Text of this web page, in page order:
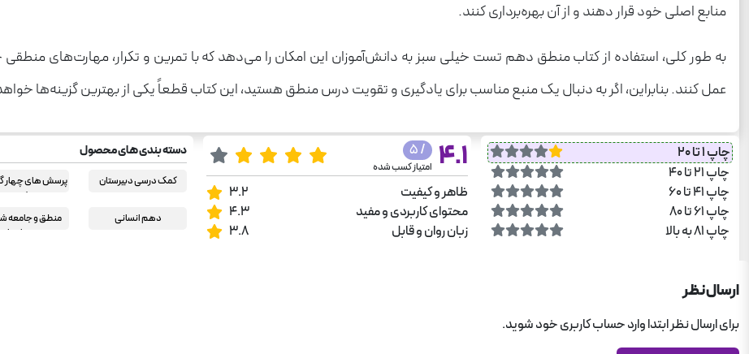
منابع اصلی خود قرار دهند و از آن بهره‌برداری کنند.
به طور کلی، استفاده از کتاب منطق دهم تست خیلی سبز به دانش‌آموزان این امکان را می‌دهد که با تمرین و تکرار، مهارت‌های منطقی
عمل کنند. بنابراین، اگر به دنبال یک منبع مناسب برای یادگیری و تقویت درس منطق هستید، این کتاب قطعاً یکی از بهترین گزینه‌ها
چاپ 1 تا 20
چاپ 21 تا 40
چاپ 41 تا 60
چاپ 61 تا 80
چاپ 81 به بالا
4.1
/ 5
امتیاز کسب شده
ظاهر و کیفیت
3.2
محتوای کاربردی و مفید
4.3
زبان روان و قابل
3.8
دسته بندی های محصول
کمک درسی دبیرستان
پرسش های چهار
خیلی سبز
دهم انسانی
منطق و جامعه
دهم انسانی
ارسال نظر
برای ارسال نظر ابتدا وارد حساب کاربری خود شوید.